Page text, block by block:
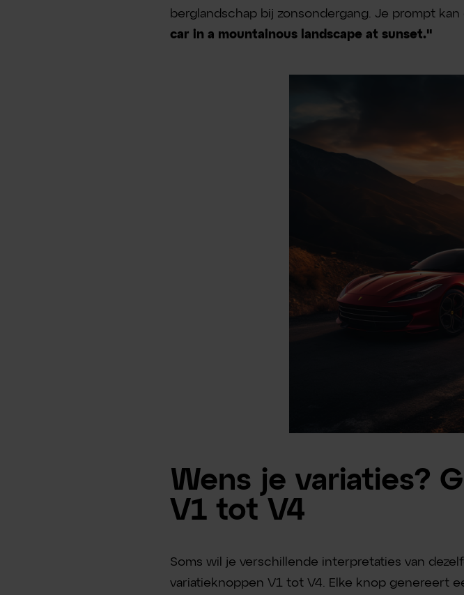
berglandschap bij zonsondergang. Je prompt kan
car in a mountainous landscape at sunset."
Wens je variaties?
V1 tot V4
Soms wil je verschillende interpretaties van
variatieknoppen V1 tot V4. Elke knop genereert